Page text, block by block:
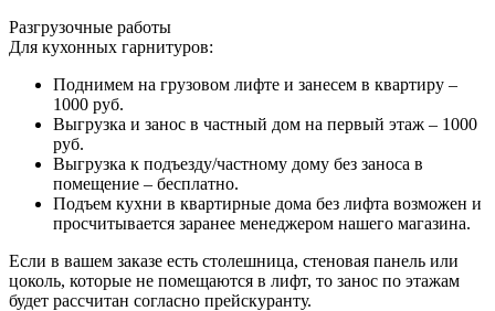
Разгрузочные работы
Для кухонных гарнитуров:
Поднимем на грузовом лифте и занесем в квартиру –
1000 руб.
Выгрузка и занос в частный дом на первый этаж – 1000
руб.
Выгрузка к подъезду/частному дому без заноса в
помещение – бесплатно.
Подъем кухни в квартирные дома без лифта возможен и
просчитывается заранее менеджером нашего магазина.
Если в вашем заказе есть столешница, стеновая панель или
цоколь, которые не помещаются в лифт, то занос по этажам
будет рассчитан согласно прейскуранту.